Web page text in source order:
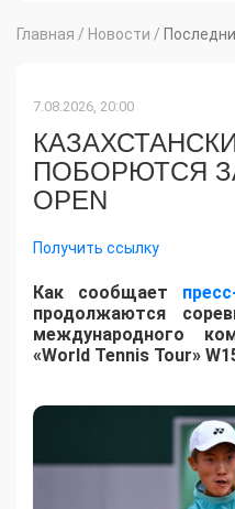
Главная / Новости /
7.08.2026, 20:00
ПОБОРЮТСЯ
OPEN
Получить ссылку
Как сообщает
продолжаются
международного
«World Tennis Tour»